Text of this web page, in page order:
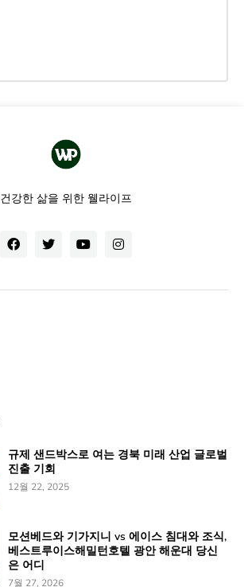
건강한 삶을 위한 웰라이프
규제 샌드박스로 여는 경북 미래 산업 글로벌
진출 기회
12월 22, 2025
모션베드와 기가지니 vs 에이스 침대와 조식,
베스트루이스해밀턴호텔 광안 해운대 당신
은 어디
7월 27, 2026